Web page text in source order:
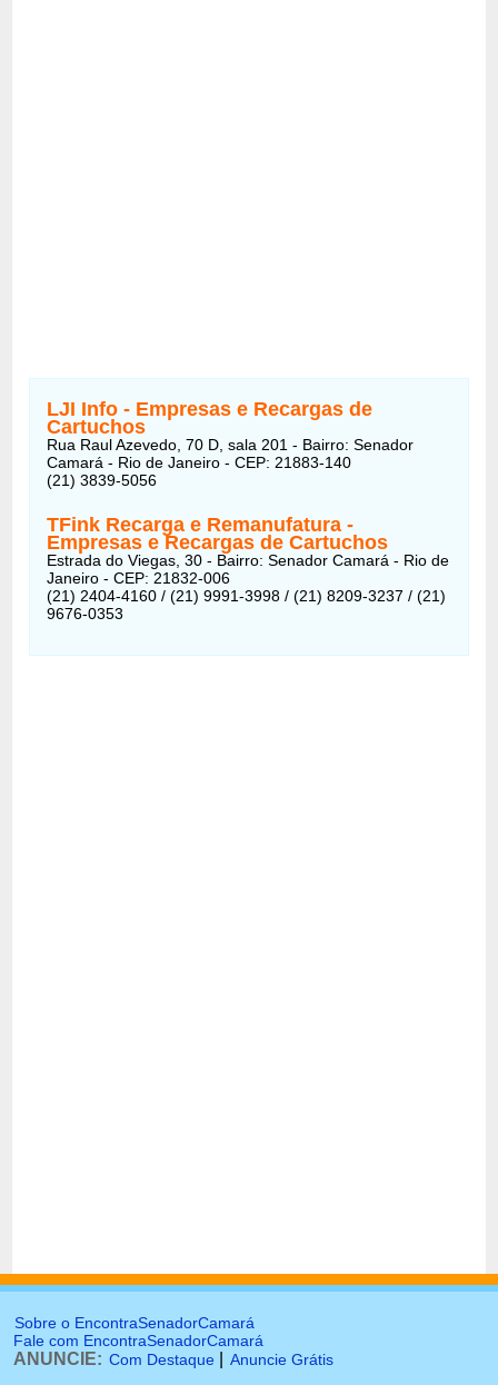
LJI Info - Empresas e Recargas de
Cartuchos
Rua Raul Azevedo, 70 D, sala 201 - Bairro: Senador
Camará - Rio de Janeiro - CEP: 21883-140
(21) 3839-5056
TFink Recarga e Remanufatura -
Empresas e Recargas de Cartuchos
Estrada do Viegas, 30 - Bairro: Senador Camará - Rio de
Janeiro - CEP: 21832-006
(21) 2404-4160 / (21) 9991-3998 / (21) 8209-3237 / (21)
9676-0353
Sobre o EncontraSenadorCamará
Fale com EncontraSenadorCamará
ANUNCIE: Com Destaque Anuncie Grátis